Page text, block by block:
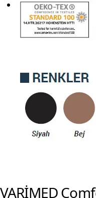
VARİMED